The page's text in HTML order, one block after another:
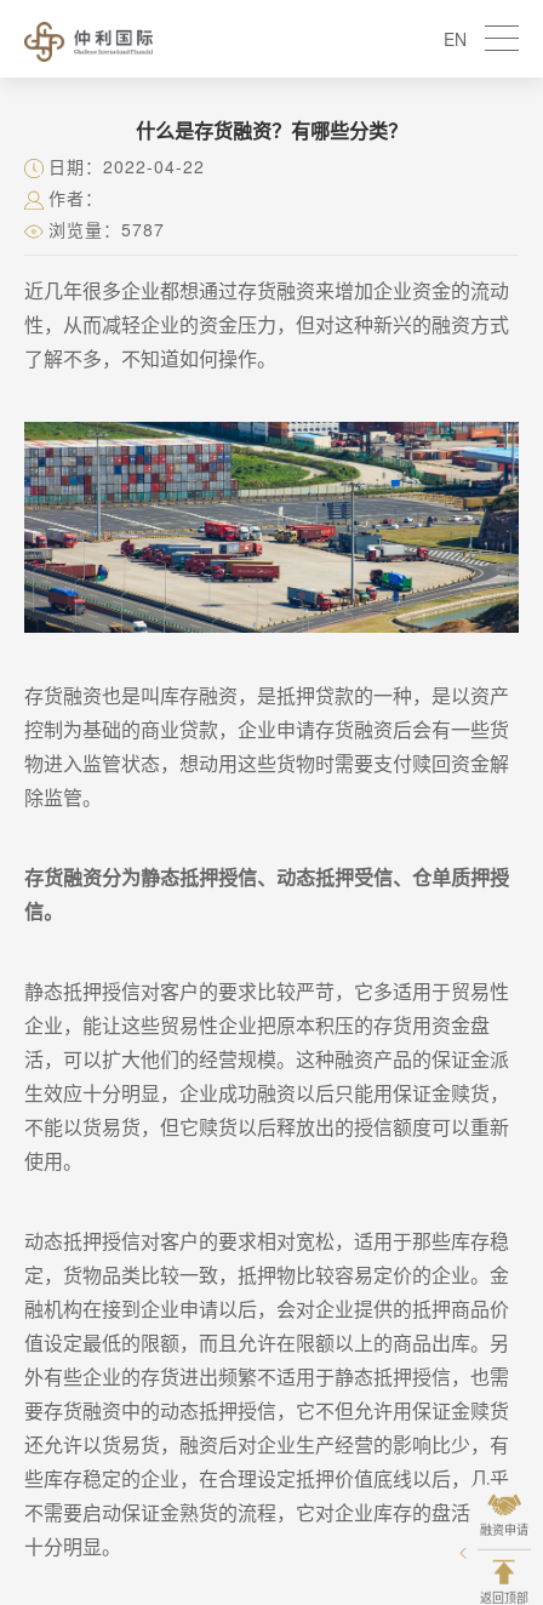
EN
什么是存货融资？有哪些分类？
日期：2022-04-22
作者：
浏览量：5787
近几年很多企业都想通过存货融资来增加企业资金的流动
性，从而减轻企业的资金压力，但对这种新兴的融资方式
了解不多，不知道如何操作。
存货融资也是叫库存融资，是抵押贷款的一种，是以资产
控制为基础的商业贷款，企业申请存货融资后会有一些货
物进入监管状态，想动用这些货物时需要支付赎回资金解
除监管。
存货融资分为静态抵押授信、动态抵押受信、仓单质押授
信。
静态抵押授信对客户的要求比较严苛，它多适用于贸易性
企业，能让这些贸易性企业把原本积压的存货用资金盘
活，可以扩大他们的经营规模。这种融资产品的保证金派
生效应十分明显，企业成功融资以后只能用保证金赎货，
不能以货易货，但它赎货以后释放出的授信额度可以重新
使用。
动态抵押授信对客户的要求相对宽松，适用于那些库存稳
定，货物品类比较一致，抵押物比较容易定价的企业。金
融机构在接到企业申请以后，会对企业提供的抵押商品价
值设定最低的限额，而且允许在限额以上的商品出库。另
外有些企业的存货进出频繁不适用于静态抵押授信，也需
要存货融资中的动态抵押授信，它不但允许用保证金赎货
还允许以货易货，融资后对企业生产经营的影响比少，有
些库存稳定的企业，在合理设定抵押价值底线以后，几乎
不需要启动保证金熟货的流程，它对企业库存的盘活作用
十分明显。
融资申请
返回顶部